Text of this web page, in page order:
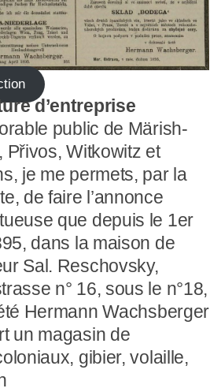
d’entreprise
public de Märish-
Přivos, Witkowitz et
je me permets, par la
de faire l’annonce
que depuis le 1er
dans la maison de
Sal. Reschovsky,
n° 16, sous le n°18,
Hermann Wachsberger
un magasin de
gibier, volaille,